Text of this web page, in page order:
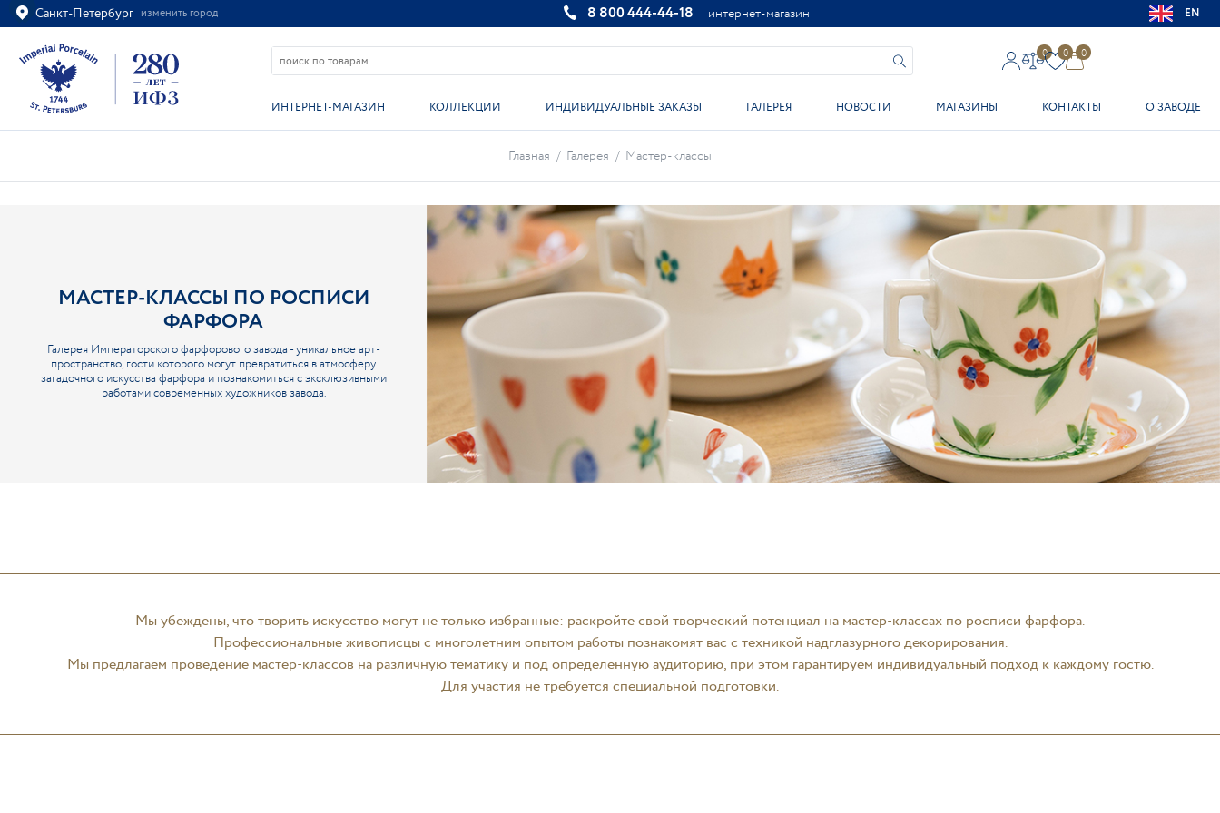
Санкт-Петербург изменить город
Ваш город Санкт-Петербург?
ВСЁ ВЕРНО ИЗМЕНИТЬ
8 800 444-44-18 интернет-магазин EN
0 0 0
ИНТЕРНЕТ-МАГАЗИН КОЛЛЕКЦИИ ИНДИВИДУАЛЬНЫЕ ЗАКАЗЫ ГАЛЕРЕЯ НОВОСТИ МАГАЗИНЫ КОНТАКТЫ О ЗАВОДЕ
Главная / Галерея / Мастер-классы
МАСТЕР-КЛАССЫ ПО РОСПИСИ
ФАРФОРА
Галерея Императорского фарфорового завода - уникальное арт-
пространство, гости которого могут превратиться в атмосферу
загадочного искусства фарфора и познакомиться с эксклюзивными
работами современных художников завода.
Мы убеждены, что творить искусство могут не только избранные: раскройте свой творческий потенциал на мастер-классах по росписи фарфора.
Профессиональные живописцы с многолетним опытом работы познакомят вас с техникой надглазурного декорирования.
Мы предлагаем проведение мастер-классов на различную тематику и под определенную аудиторию, при этом гарантируем индивидуальный подход к каждому гостю.
Для участия не требуется специальной подготовки.